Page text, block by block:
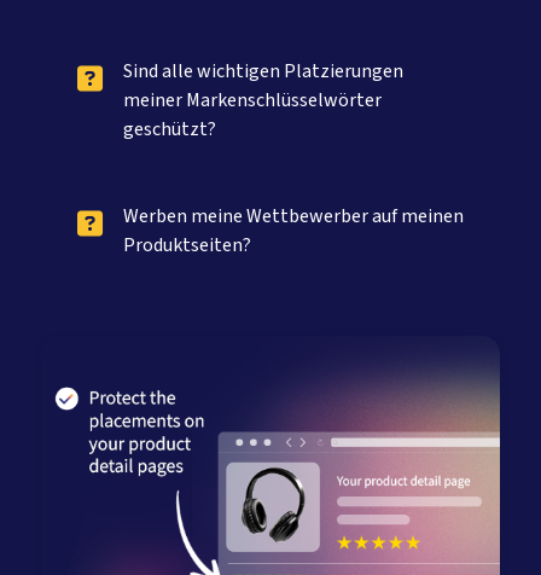
Sind alle wichtigen Platzierungen
meiner Markenschlüsselwörter
geschützt?
Werben meine Wettbewerber auf meinen
Produktseiten?